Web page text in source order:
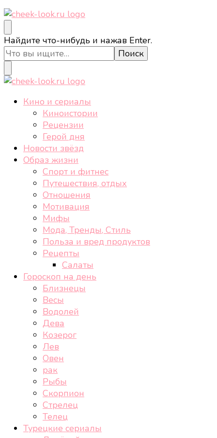
cheek-look.ru
Женский сайт о звездах и кино, а также трендах,
здоровом образе жизни, спорте, стиле, отдыхе и
еде.
Ищите
что-
то?
Найдите что-нибудь и нажав Enter.
cheek-look.ru
Женский сайт о звездах и кино, а также трендах,
здоровом образе жизни, спорте, стиле, отдыхе и
Кино и сериалы
Киноистории
Рецензии
Герой дня
Новости звёзд
Образ жизни
Спорт и фитнес
Путешествия, отдых
Отношения
Мотивация
Мифы
Мода, Тренды, Стиль
Польза и вред продуктов
Рецепты
Салаты
Гороскоп на день
Близнецы
Весы
Водолей
Дева
Козерог
Лев
Овен
рак
Рыбы
Скорпион
Стрелец
Телец
Турецкие сериалы